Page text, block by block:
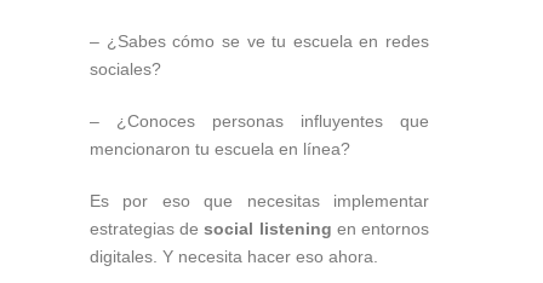
– ¿Sabes cómo se ve tu escuela en redes
sociales?
– ¿Conoces personas influyentes que
mencionaron tu escuela en línea?
Es por eso que necesitas implementar
estrategias desocial listening en entornos
digitales. Y necesita hacer eso ahora.